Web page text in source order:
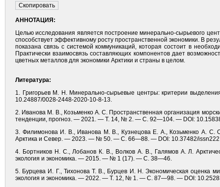
АННОТАЦИЯ:
Целью исследования является построение минерально-сырьевого
способствует эффективному росту пространственной экономики. В
показана связь с системой коммуникаций, которая состоит в
Практически взаимосвязь составляющих компонентов дает
цветных металлов для экономики Арк­тики и страны в целом.
Литература:
1. Григорьев М. Н. Минерально-сырьевые центры: критерии
10.24887/0028-2448-2020-10-8-13.
2. Иванова М. В., Козьменко А. С. Пространственная организация
тенденции, прогноз. — 2021. — Т. 14, № 2. — С. 92—104. — DOI:
3. Филимонова И. В., Иванова М. В., Кузнецова Е. А., Козьменко А. С.
Арктика и Север. — 2023. — № 50. — С. 66—88. — DOI: 10.37482/
4. Бортников Н. С., Лобанов К. В., Волков А. В., Галямов А. Л.
экология и экономика. — 2015. — № 1 (17). — С. 38—46.
5. Бурцева И. Г., Тихонова Т. В., Бурцев И. Н. Экономическая оценка
экология и экономика. — 2022. — Т. 12, № 1. — С. 87—98. — DOI: